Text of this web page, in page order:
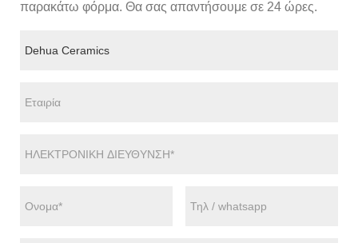
παρακάτω φόρμα. Θα σας απαντήσουμε σε 24 ώρες.